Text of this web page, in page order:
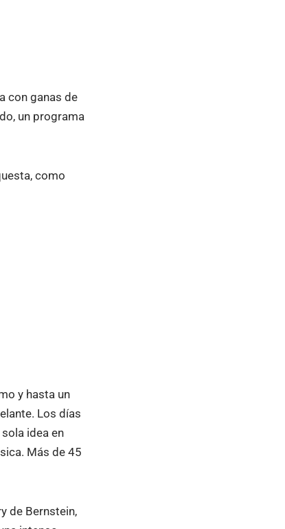
con ganas de
un programa
como
y hasta un
Los días
idea en
Más de 45
de Bernstein,